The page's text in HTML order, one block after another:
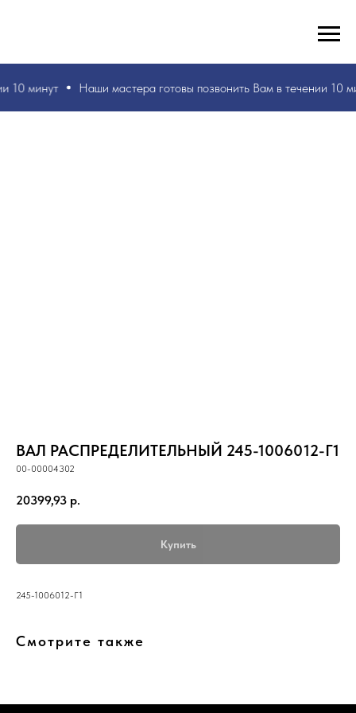
10 минут Наши мастераготовы позвонить Вам в течении 10
ВАЛ РАСПРЕДЕЛИТЕЛЬНЫЙ 245-1006012-Г1
00-00004302
20399,93 р.
Купить
245-1006012-Г1
Смотрите также